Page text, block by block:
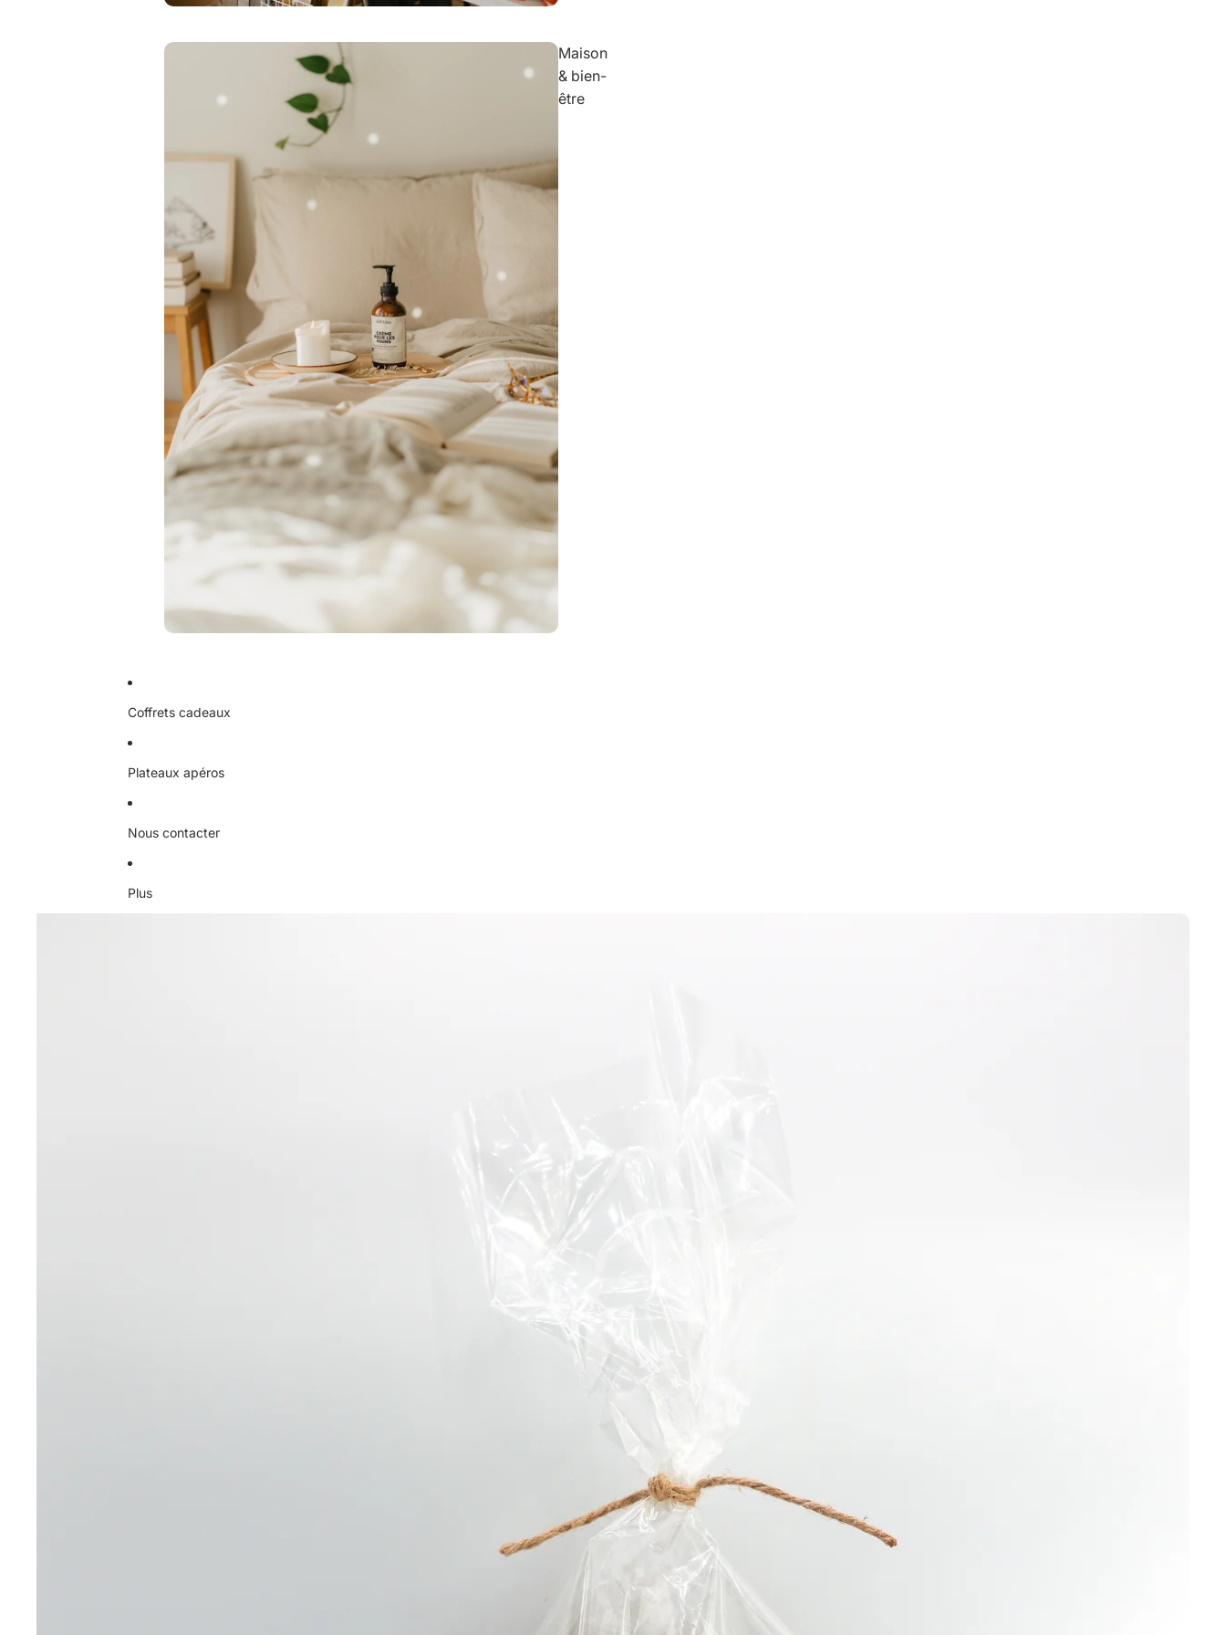
Maison
& bien-
être
Coffrets cadeaux
Plateaux apéros
Nous contacter
Plus
Passer aux informations sur le produit